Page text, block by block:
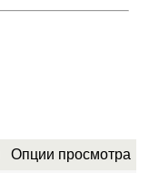
Опции просмотра